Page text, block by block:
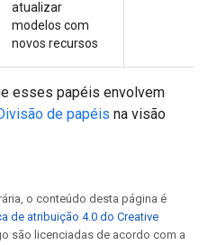
atualizar
modelos com
novos recursos
esses papéis envolvem
de papéis na visão
o conteúdo desta página é
de atribuição 4.0 do Creative
são licenciadas de acordo com a